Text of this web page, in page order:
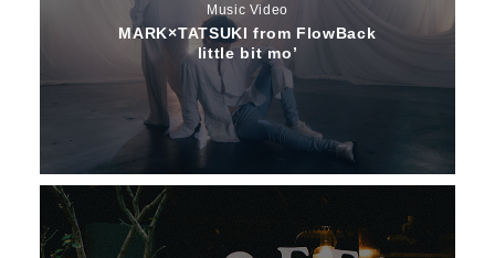
Music Video
MARK×TATSUKI from FlowBack
little bit mo’